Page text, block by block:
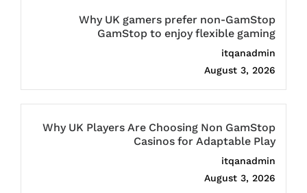
Why UK gamers prefer non-GamStop
GamStop to enjoy flexible gaming
itqanadmin
August 3, 2026
Why UK Players Are Choosing Non GamStop
Casinos for Adaptable Play
itqanadmin
August 3, 2026